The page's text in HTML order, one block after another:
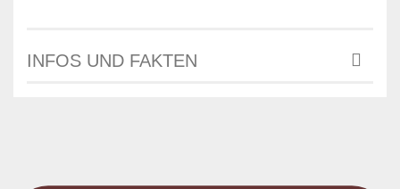
INFOS UND FAKTEN